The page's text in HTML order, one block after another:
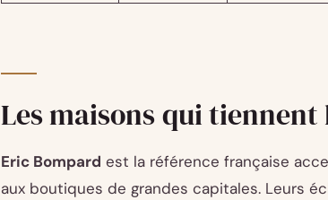
Les maisons qui
Eric Bompard est la référence française
aux boutiques de grandes capitales. Leurs